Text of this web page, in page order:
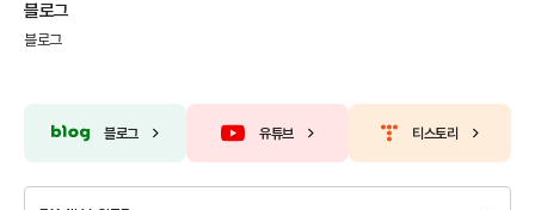
블로그
블로그
블로그 유튜브 티스토리